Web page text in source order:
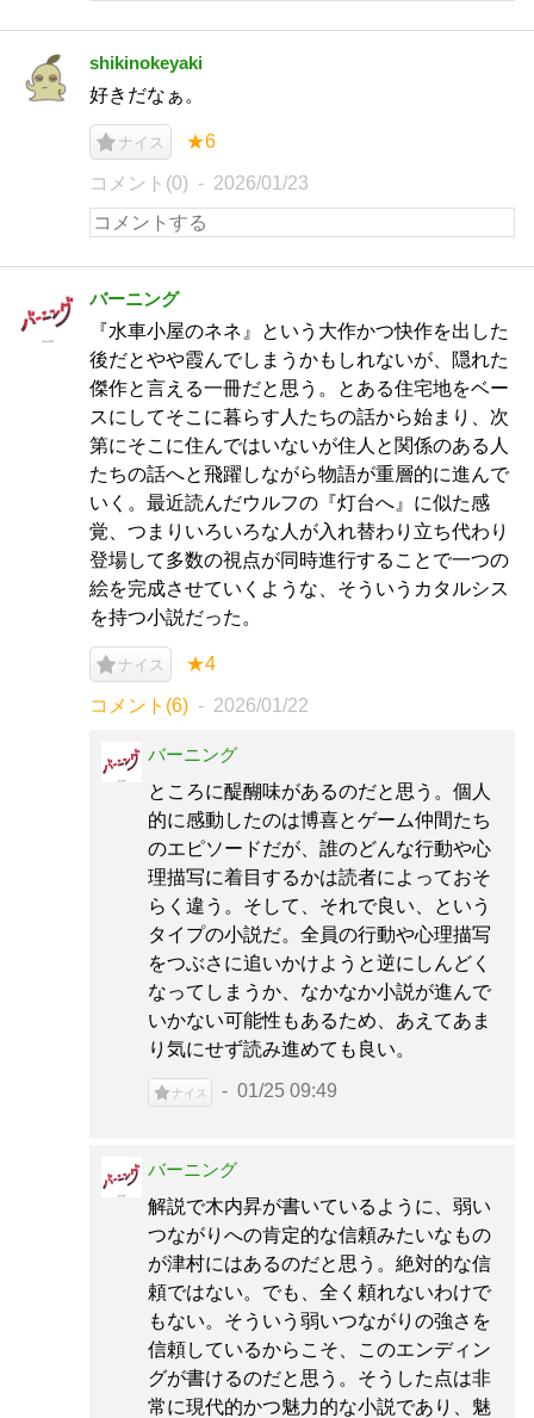
shikinokeyaki
好きだなぁ。
ナイス ★6
コメント(0) 2026/01/23
バーニング
『水車小屋のネネ』という大作かつ快作を出した
後だとやや霞んでしまうかもしれないが、隠れた
傑作と言える一冊だと思う。とある住宅地をベー
スにしてそこに暮らす人たちの話から始まり、次
第にそこに住んではいないが住人と関係のある人
たちの話へと飛躍しながら物語が重層的に進んで
いく。最近読んだウルフの『灯台へ』に似た感
覚、つまりいろいろな人が入れ替わり立ち代わり
登場して多数の視点が同時進行することで一つの
絵を完成させていくような、そういうカタルシス
を持つ小説だった。
ナイス ★4
コメント(6) 2026/01/22
バーニング
ところに醍醐味があるのだと思う。個人
的に感動したのは博喜とゲーム仲間たち
のエピソードだが、誰のどんな行動や心
理描写に着目するかは読者によっておそ
らく違う。そして、それで良い、という
タイプの小説だ。全員の行動や心理描写
をつぶさに追いかけようと逆にしんどく
なってしまうか、なかなか小説が進んで
いかない可能性もあるため、あえてあま
り気にせず読み進めても良い。
ナイス 01/25 09:49
バーニング
解説で木内昇が書いているように、弱い
つながりへの肯定的な信頼みたいなもの
が津村にはあるのだと思う。絶対的な信
頼ではない。でも、全く頼れないわけで
もない。そういう弱いつながりの強さを
信頼しているからこそ、このエンディン
グが書けるのだと思う。そうした点は非
常に現代的かつ魅力的な小説であり、魅